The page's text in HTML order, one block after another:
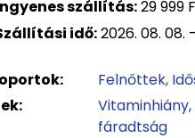
szállítás:29 999
idő:2026. 08. 08. -
Felnőttek
Vitaminhiány
fáradtság